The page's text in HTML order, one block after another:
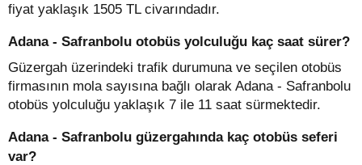
fiyat yaklaşık 1505 TL civarındadır.
Adana - Safranbolu otobüs yolculuğu kaç saat sürer?
Güzergah üzerindeki trafik durumuna ve seçilen otobüs
firmasının mola sayısına bağlı olarak Adana - Safranbolu
otobüs yolculuğu yaklaşık 7 ile 11 saat sürmektedir.
Adana - Safranbolu güzergahında kaç otobüs seferi
var?